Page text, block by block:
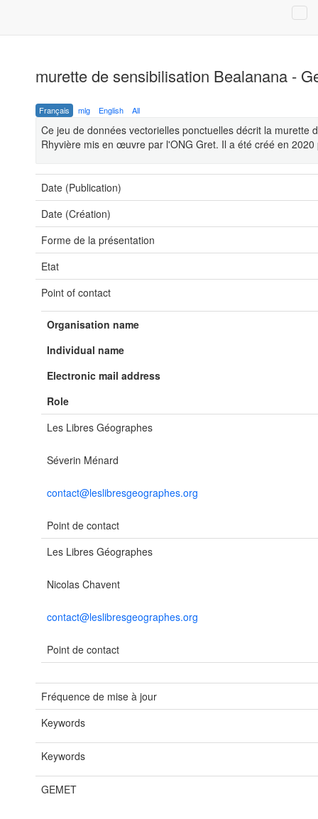
murette de sensibilisation Bealanana -
Français mlg English All
Ce jeu de données vectorielles ponctuelles décrit la
Rhyvière mis en œuvre par l'ONG Gret. Il a été créé en
Date (Publication)
Date (Création)
Forme de la présentation
Etat
Point of contact
Organisation name
Individual name
Electronic mail address
Role
Les Libres Géographes
Séverin Ménard
contact@leslibresgeographes.org
Point de contact
Les Libres Géographes
Nicolas Chavent
contact@leslibresgeographes.org
Point de contact
Fréquence de mise à jour
Keywords
Keywords
GEMET